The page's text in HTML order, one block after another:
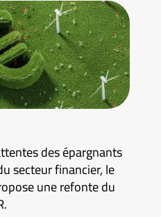
des épargnants
secteur financier, le
une refonte du